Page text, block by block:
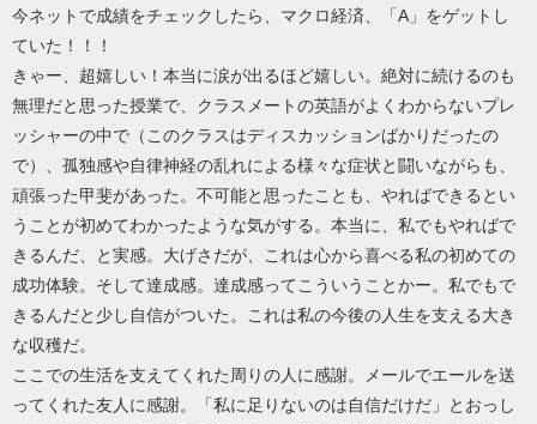
今ネットで成績をチェックしたら、マクロ経済、「A」をゲットし
ていた！！！
きゃー、超嬉しい！本当に涙が出るほど嬉しい。絶対に続けるのも
無理だと思った授業で、クラスメートの英語がよくわからないプレ
ッシャーの中で（このクラスはディスカッションばかりだったの
で）、孤独感や自律神経の乱れによる様々な症状と闘いながらも、
頑張った甲斐があった。不可能と思ったことも、やればできるとい
うことが初めてわかったような気がする。本当に、私でもやればで
きるんだ、と実感。大げさだが、これは心から喜べる私の初めての
成功体験。そして達成感。達成感ってこういうことかー。私でもで
きるんだと少し自信がついた。これは私の今後の人生を支える大き
な収穫だ。
ここでの生活を支えてくれた周りの人に感謝。メールでエールを送
ってくれた友人に感謝。「私に足りないのは自信だけだ」とおっし